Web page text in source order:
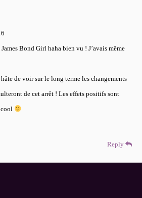
Bond Girl haha bien vu ! J’avais même
de voir sur le long terme les changements
de cet arrêt ! Les effets positifs sont
cool
Reply